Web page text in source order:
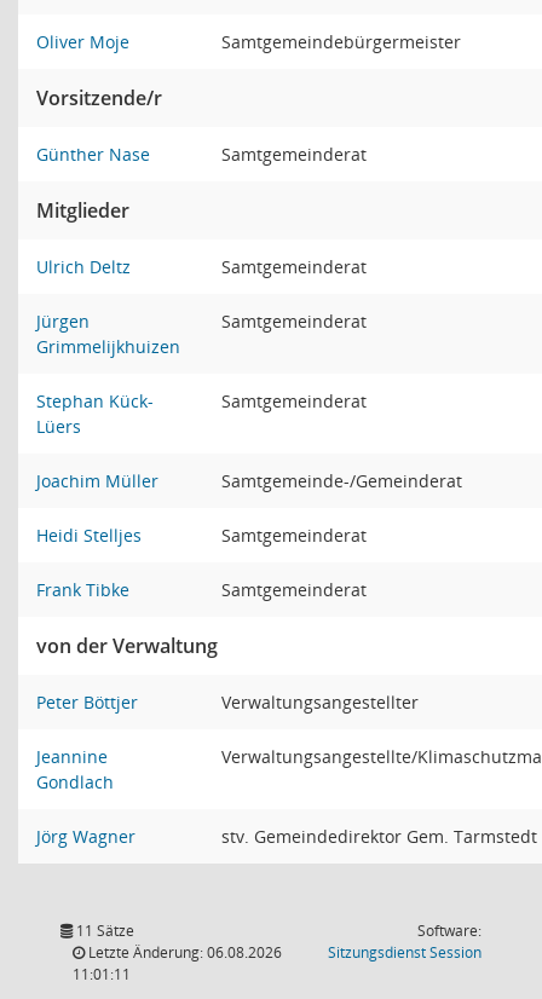
Oliver Moje Samtgemeindebürgermeister
Vorsitzende/r
Günther Nase Samtgemeinderat
Mitglieder
Ulrich Deltz Samtgemeinderat
Jürgen
Grimmelijkhuizen
Samtgemeinderat
Stephan Kück-
Lüers
Samtgemeinderat
Joachim Müller Samtgemeinde-/Gemeinderat
Heidi Stelljes Samtgemeinderat
Frank Tibke Samtgemeinderat
von der Verwaltung
Peter Böttjer Verwaltungsangestellter
Jeannine
Gondlach
Verwaltungsangestellte/
Jörg Wagner stv. Gemeindedirektor Gem. Tarmstedt
11 Sätze
Letzte Änderung: 06.08.2026
11:01:11
Software:
SitzungsdienstSession(Wird in